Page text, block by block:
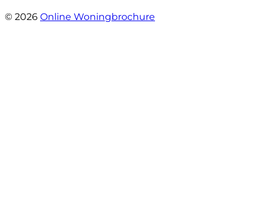
© 2026 Online Woningbrochure